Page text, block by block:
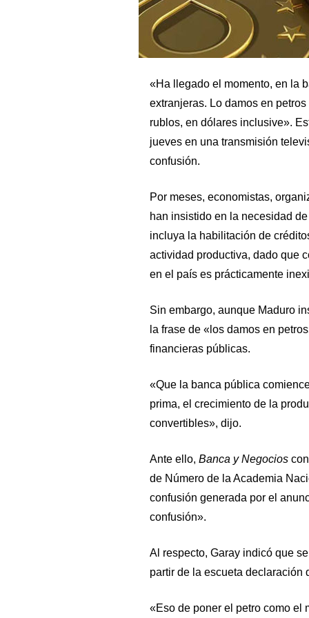
«Ha llegado el momento, en la
extranjeras. Lo damos en
rublos, en dólares inclusive».
jueves en una transmisión
confusión.
Por meses, economistas,
han insistido en la necesidad
incluya la habilitación de
actividad productiva, dado que
en el país es prácticamente
Sin embargo, aunque Maduro
la frase de «los damos en
financieras públicas.
«Que la banca pública
prima, el crecimiento de la
convertibles», dijo.
Ante ello, Banca y Negocios
de Número de la Academia
confusión generada por el
confusión».
Al respecto, Garay indicó que
partir de la escueta declaración
«Eso de poner el petro como el